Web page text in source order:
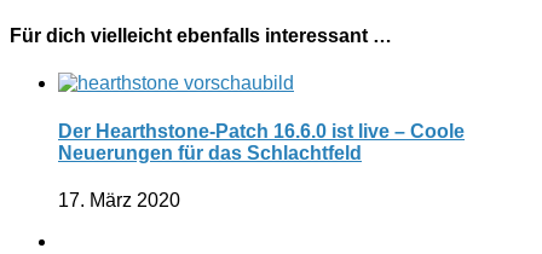
Für dich vielleicht ebenfalls interessant …
Der Hearthstone-Patch 16.6.0 ist live – Coole
Neuerungen für das Schlachtfeld
17. März 2020